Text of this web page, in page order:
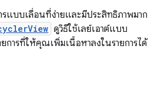
รแบบเลื่อนที่ง่ายและมีประสิทธิภาพมาก
ดูวิธีใช้เลย์เอาต์แบบ
การที่ให้คุณเพิ่มเนื้อหาลงในรายการได้